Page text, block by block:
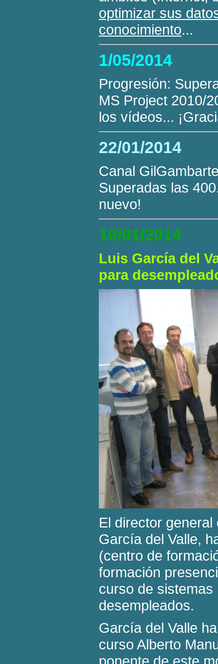
optimizar sus
conocimiento...
1/05/2014
Progresión:
MS Project 2010/
los vídeos...
22/01/2014
Canal
Superadas las
nuevo!
10/01/2014
Luis García del
para
El director
García del Valle,
(centro de
formación
curso de
desempleados.
García del Valle
curso Alberto